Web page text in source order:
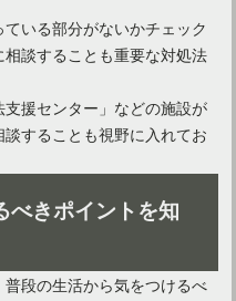
いる部分がないかチェック
談することも重要な対処法
支援センター」などの施設が
することも視野に入れてお
べきポイントを知
段の生活から気をつけるべ